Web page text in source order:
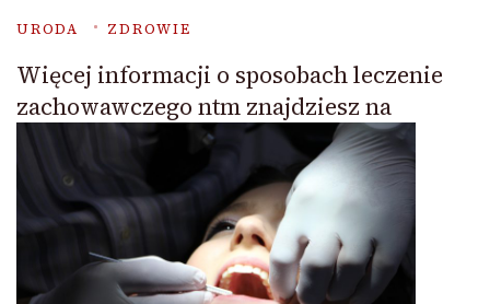
URODA ZDROWIE
Więcej informacji o sposobach leczenie
zachowawczego ntm znajdziesz na